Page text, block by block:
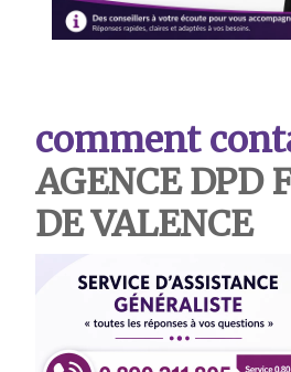
comment
AGENCE DPD
DE VALENCE